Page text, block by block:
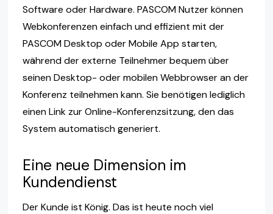
Software oder Hardware. PASCOM Nutzer können
Webkonferenzen einfach und effizient mit der
PASCOM Desktop oder Mobile App starten,
während der externe Teilnehmer bequem über
seinen Desktop- oder mobilen Webbrowser an der
Konferenz teilnehmen kann. Sie benötigen lediglich
einen Link zur Online-Konferenzsitzung, den das
System automatisch generiert.
Eine neue Dimension im
Kundendienst
Der Kunde ist König. Das ist heute noch viel